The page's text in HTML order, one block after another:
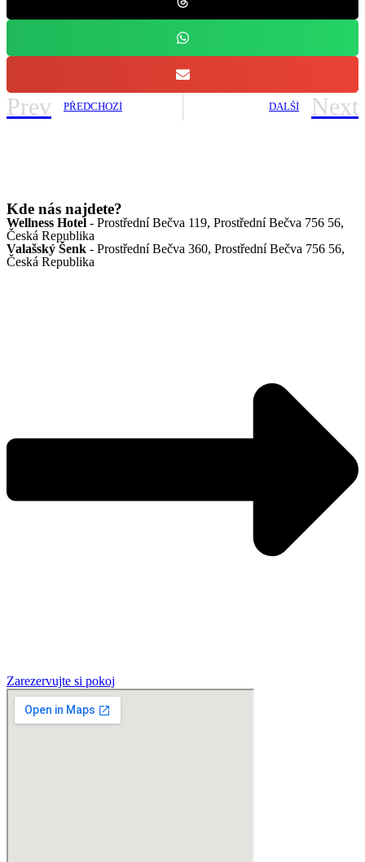
Prev PŘEDCHOZÍ DALŠÍ Next
Kde nás najdete?
Wellness Hotel - Prostřední Bečva 119, Prostřední Bečva 756 56,
Česká Republika
Valašský Šenk - Prostřední Bečva 360, Prostřední Bečva 756 56,
Česká Republika
Zarezervujte si pokoj